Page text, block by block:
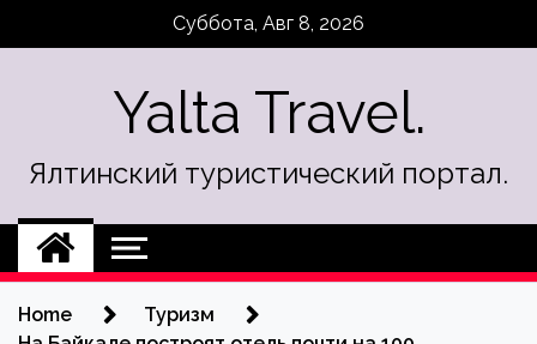
Суббота, Авг 8, 2026
Yalta Travel.
Ялтинский туристический портал.
Home
Туризм